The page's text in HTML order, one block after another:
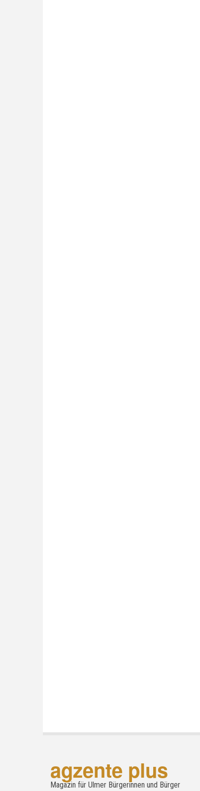
agzente plus
Magazin für Ulmer Bürgerinnen und Bürger